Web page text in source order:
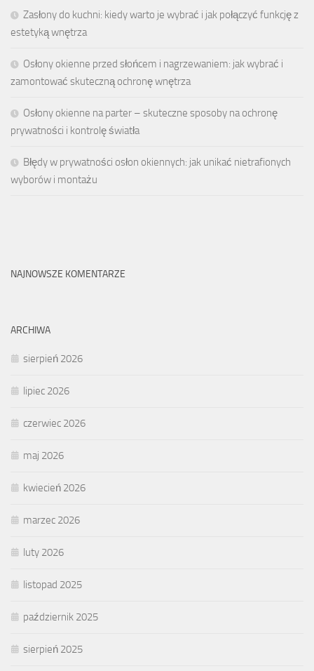
Zasłony do kuchni: kiedy warto je wybrać i jak połączyć funkcję z
estetyką wnętrza
Osłony okienne przed słońcem i nagrzewaniem: jak wybrać i
zamontować skuteczną ochronę wnętrza
Osłony okienne na parter – skuteczne sposoby na ochronę
prywatności i kontrolę światła
Błędy w prywatności osłon okiennych: jak unikać nietrafionych
wyborów i montażu
NAJNOWSZE KOMENTARZE
ARCHIWA
sierpień 2026
lipiec 2026
czerwiec 2026
maj 2026
kwiecień 2026
marzec 2026
luty 2026
listopad 2025
październik 2025
sierpień 2025